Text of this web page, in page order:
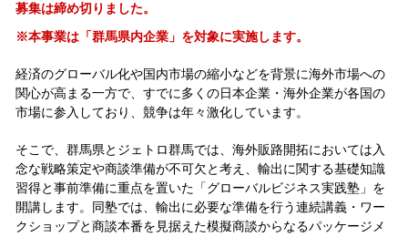
募集は締め切りました。
※本事業は「群馬県内企業」を対象に実施します。
経済のグローバル化や国内市場の縮小などを背景に海外市場への
関心が高まる一方で、すでに多くの日本企業・海外企業が各国の
市場に参入しており、競争は年々激化しています。
そこで、群馬県とジェトロ群馬では、海外販路開拓においては入
念な戦略策定や商談準備が不可欠と考え、輸出に関する基礎知識
習得と事前準備に重点を置いた「グローバルビジネス実践塾」を
開講します。同塾では、輸出に必要な準備を行う連続講義・ワー
クショップと商談本番を見据えた模擬商談からなるパッケージメ